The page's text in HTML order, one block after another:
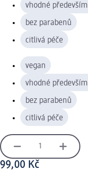
vhodné
bez parabenů
citlivá péče
vegan
vhodné
bez parabenů
citlivá péče
99,00 Kč